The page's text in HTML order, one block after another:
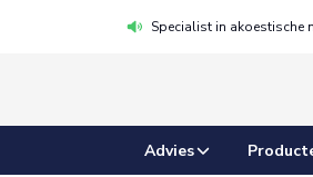
Specialist in akoestische
Advies